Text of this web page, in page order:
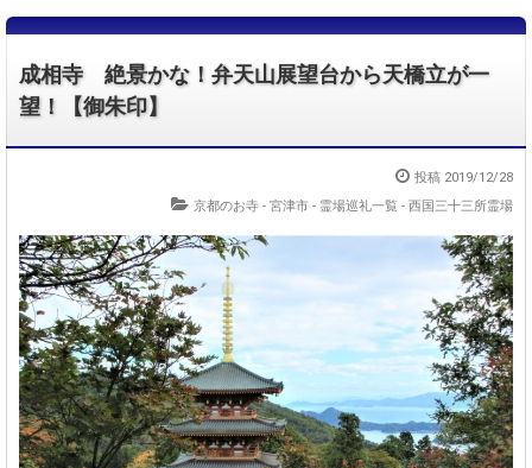
成相寺 絶景かな！弁天山展望台から天橋立が一
望！【御朱印】
投稿 2019/12/28
京都のお寺 - 宮津市 - 霊場巡礼一覧 - 西国三十三所霊場